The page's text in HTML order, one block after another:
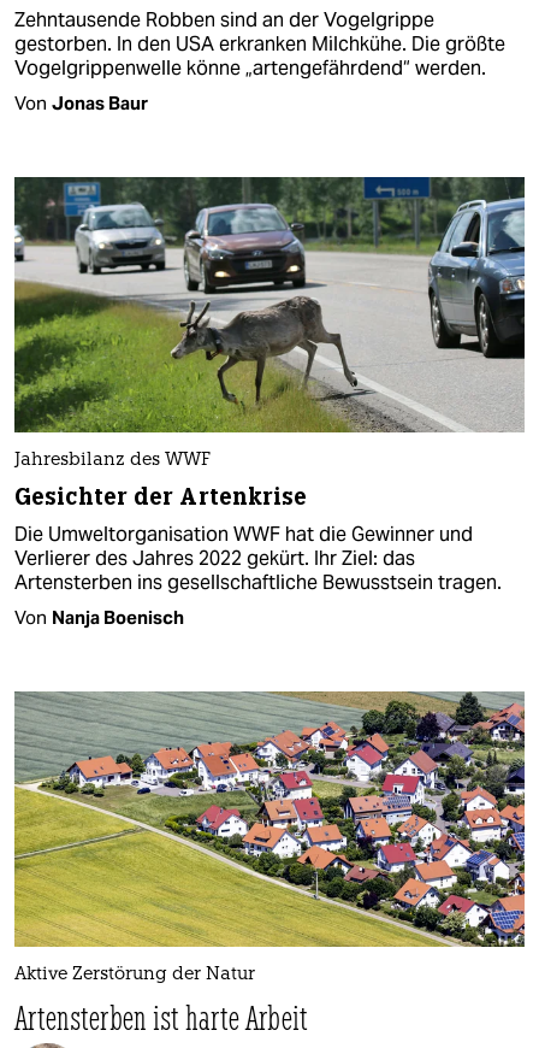
Zehntausende Robben sind an der Vogelgrippe
gestorben. In den USA erkranken Milchkühe. Die größte
Vogelgrippenwelle könne „artengefährdend“ werden.
Von Jonas Baur
Jahresbilanz des WWF
Gesichter der Artenkrise
Die Umweltorganisation WWF hat die Gewinner und
Verlierer des Jahres 2022 gekürt. Ihr Ziel: das
Artensterben ins gesellschaftliche Bewusstsein tragen.
Von Nanja Boenisch
Aktive Zerstörung der Natur
Artensterben ist harte Arbeit